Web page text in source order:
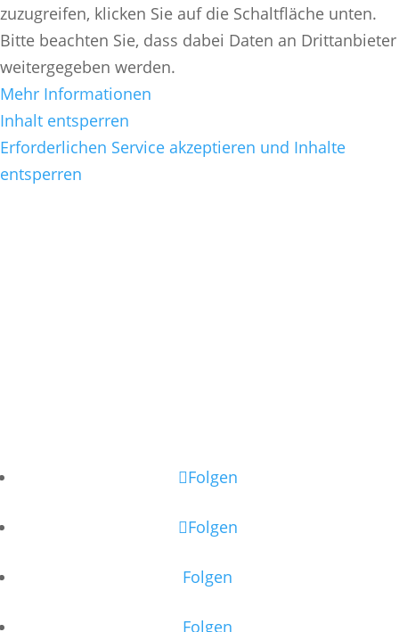
zuzugreifen, klicken Sie auf die Schaltfläche unten.
Bitte beachten Sie, dass dabei Daten an Drittanbieter
weitergegeben werden.
Mehr Informationen
Inhalt entsperren
Erforderlichen Service akzeptieren und Inhalte
entsperren
Folgen
Folgen
Folgen
Folgen